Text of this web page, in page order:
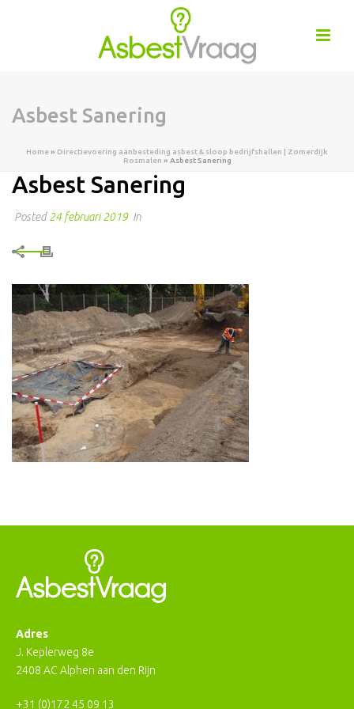
Asbest Sanering
Home» Directievoering aanbesteding asbest & sloop bedrijfshallen | Zomerdijk
Rosmalen » Asbest Sanering
Asbest Sanering
Posted24 februari 2019 In
Adres
J. Keplerweg 8e
2408 AC Alphen aan den Rijn
+31 (0)172 45 09 13